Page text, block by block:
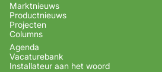
Marktnieuws
Productnieuws
Projecten
Columns
Agenda
Vacaturebank
Installateur aan het woord